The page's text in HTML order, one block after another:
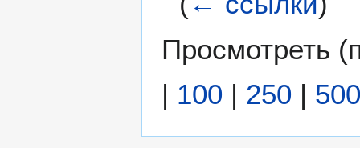
Просмотреть (
| 100 | 250 | 500